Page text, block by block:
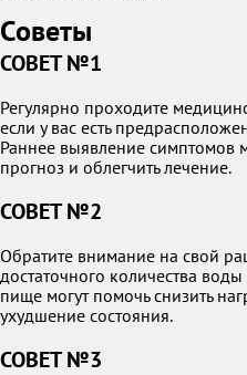
Советы
СОВЕТ №1
Регулярно проходите
если у вас есть
Раннее выявление симптомов
прогноз и облегчить лечение.
СОВЕТ №2
Обратите внимание на свой
достаточного количества
пище могут помочь снизить
ухудшение состояния.
СОВЕТ №3